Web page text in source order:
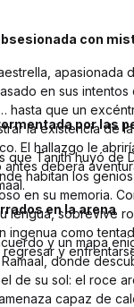
con
apasionada
en sus intentos
hasta que un
la existencia de
El hallazgo le
antes deberá
por las
que Tanith huyó de
habitan los
en su memoria.
lengua, sobrevive
ingenua como
y
en la arena
y un mapa
donde
de su sol: el roce
capaz de